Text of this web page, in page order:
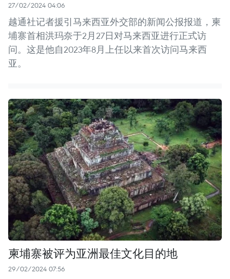
27/02/2024 04:06
越通社记者援引马来西亚外交部的新闻公报报道，柬
埔寨首相洪玛奈于2月27日对马来西亚进行正式访
问。这是他自2023年8月上任以来首次访问马来西
亚。
柬埔寨被评为亚洲最佳文化目的地
29/02/2024 07:56